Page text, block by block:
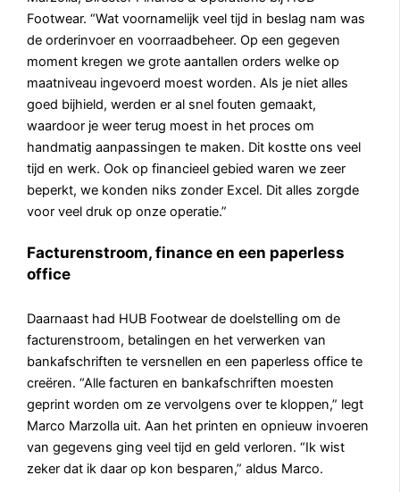
Footwear. “Wat voornamelijk veel tijd in beslag nam was
de orderinvoer en voorraadbeheer. Op een gegeven
moment kregen we grote aantallen orders welke op
maatniveau ingevoerd moest worden. Als je niet alles
goed bijhield, werden er al snel fouten gemaakt,
waardoor je weer terug moest in het proces om
handmatig aanpassingen te maken. Dit kostte ons veel
tijd en werk. Ook op financieel gebied waren we zeer
beperkt, we konden niks zonder Excel. Dit alles zorgde
voor veel druk op onze operatie.”
Facturenstroom, finance en een paperless
office
Daarnaast had HUB Footwear de doelstelling om de
facturenstroom, betalingen en het verwerken van
bankafschriften te versnellen en een paperless office te
creëren. “Alle facturen en bankafschriften moesten
geprint worden om ze vervolgens over te kloppen,” legt
Marco Marzolla uit. Aan het printen en opnieuw invoeren
van gegevens ging veel tijd en geld verloren. “Ik wist
zeker dat ik daar op kon besparen,” aldus Marco.